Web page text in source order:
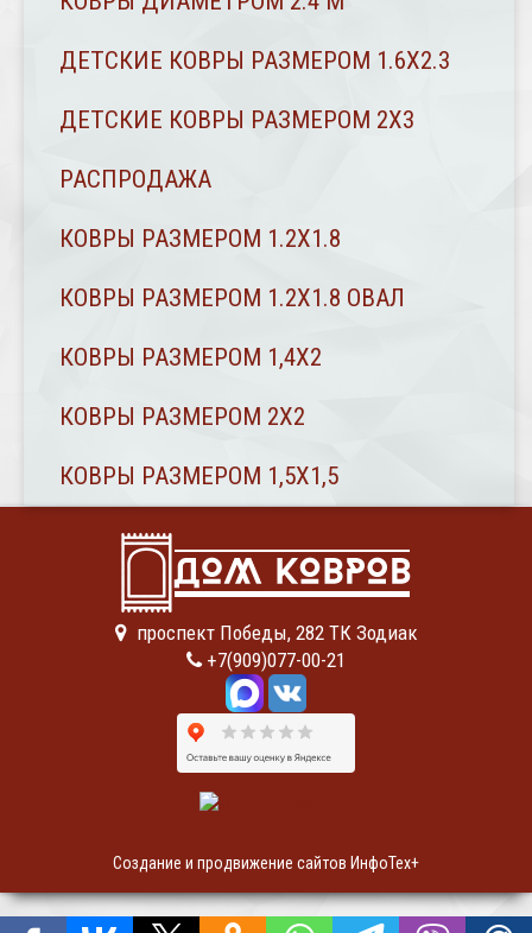
ДЕТСКИЕ КОВРЫ РАЗМЕРОМ 1.6Х2.3
ДЕТСКИЕ КОВРЫ РАЗМЕРОМ 2Х3
РАСПРОДАЖА
КОВРЫ РАЗМЕРОМ 1.2Х1.8
КОВРЫ РАЗМЕРОМ 1.2Х1.8 ОВАЛ
КОВРЫ РАЗМЕРОМ 1,4Х2
КОВРЫ РАЗМЕРОМ 2Х2
КОВРЫ РАЗМЕРОМ 1,5Х1,5
проспект Победы, 282 ТК Зодиак
+7(909)077-00-21
Создание и продвижение сайтов ИнфоТех+